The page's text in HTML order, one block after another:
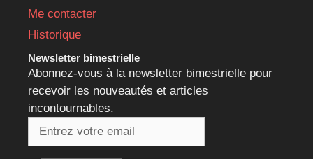
Me contacter
Historique
Newsletter bimestrielle
Abonnez-vous à la newsletter bimestrielle pour
recevoir les nouveautés et articles
incontournables.